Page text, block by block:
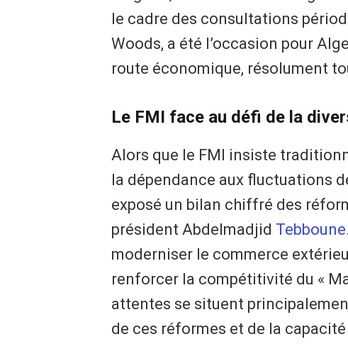
le cadre des consultations
Woods, a été l’occasion pour
route économique, résolument
Le FMI face au défi de la
Alors que le FMI insiste
la dépendance aux fluctuations
exposé un bilan chiffré des
président Abdelmadjid Tebboune
moderniser le commerce
renforcer la compétitivité du «
attentes se situent
de ces réformes et de la